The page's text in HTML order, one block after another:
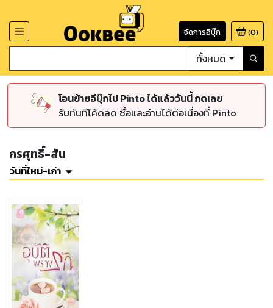
จัดการอีบุ๊ก (0)
ทั้งหมด
โอนย้ายอีบุ๊กไป Pinto ได้แล้ววันนี้ กดเลย
รับทันทีโค้ดลด ซื้อและอ่านได้ต่อเนื่องที่ Pinto
กรศุทธิ์-สัน
วันที่ใหม่-เก่า